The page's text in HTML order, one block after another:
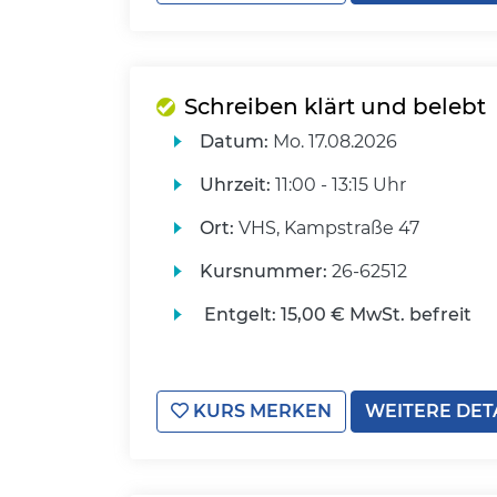
Schreiben klärt und belebt
Datum: Mo. 17.08.2026
Uhrzeit: 11:00 - 13:15 Uhr
Ort: VHS, Kampstraße 47
Kursnummer: 26-62512
Entgelt: 15,00 € MwSt. befreit
KURS MERKEN WEITERE